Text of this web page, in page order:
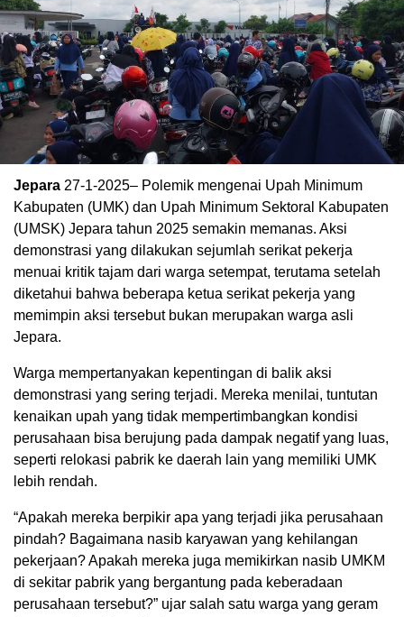
Jepara 27-1-2025– Polemik mengenai Upah Minimum
Kabupaten (UMK) dan Upah Minimum Sektoral Kabupaten
(UMSK) Jepara tahun 2025 semakin memanas. Aksi
demonstrasi yang dilakukan sejumlah serikat pekerja
menuai kritik tajam dari warga setempat, terutama setelah
diketahui bahwa beberapa ketua serikat pekerja yang
memimpin aksi tersebut bukan merupakan warga asli
Jepara.
Warga mempertanyakan kepentingan di balik aksi
demonstrasi yang sering terjadi. Mereka menilai, tuntutan
kenaikan upah yang tidak mempertimbangkan kondisi
perusahaan bisa berujung pada dampak negatif yang luas,
seperti relokasi pabrik ke daerah lain yang memiliki UMK
lebih rendah.
“Apakah mereka berpikir apa yang terjadi jika perusahaan
pindah? Bagaimana nasib karyawan yang kehilangan
pekerjaan? Apakah mereka juga memikirkan nasib UMKM
di sekitar pabrik yang bergantung pada keberadaan
perusahaan tersebut?” ujar salah satu warga yang geram